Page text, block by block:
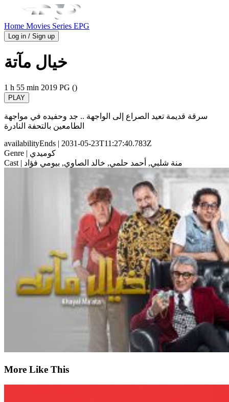
Home Movies Series EPG
Log in / Sign up
خيال مآتة
1 h 55 min 2019 PG ()
PLAY
سرقة قديمة تعيد الصراع إلى الواجهة .. جد وحفيده في مواجهة
الطامعين بالتحفة النادرة
availabilityEnds | 2031-05-23T11:27:40.783Z
Genre
| كوميدي
Cast
| منة شلبي, أحمد حلمي, خالد الصاوي, بيومي فؤاد
More Like This